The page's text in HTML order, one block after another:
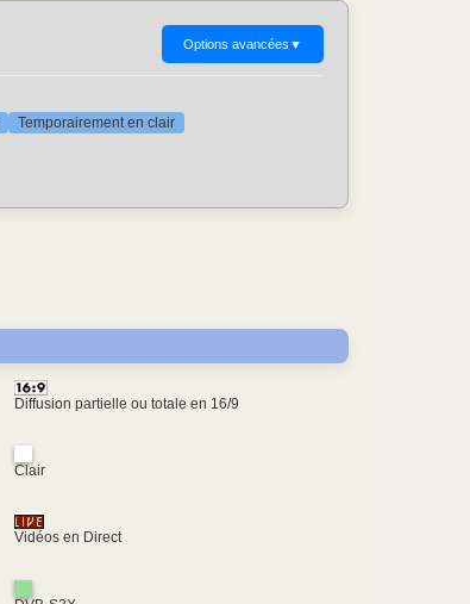
Options avancées ▼
Temporairement en clair
Diffusion partielle ou totale en 16/9
Clair
Vidéos en Direct